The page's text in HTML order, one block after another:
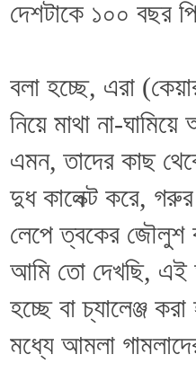
দেশটাকে ১০০ বছর
বলা হচ্ছে, এরা
নিয়ে মাথা না-
এমন, তাদের কাছ
দুধ কালেক্ট করে,
লেপে ত্বকের জৌলুশ
আমি তো দেখছি, এই
হচ্ছে বা চ্যালেঞ্জ
মধ্যে আমলা